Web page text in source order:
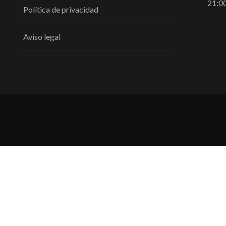
Política de privacidad
Aviso legal